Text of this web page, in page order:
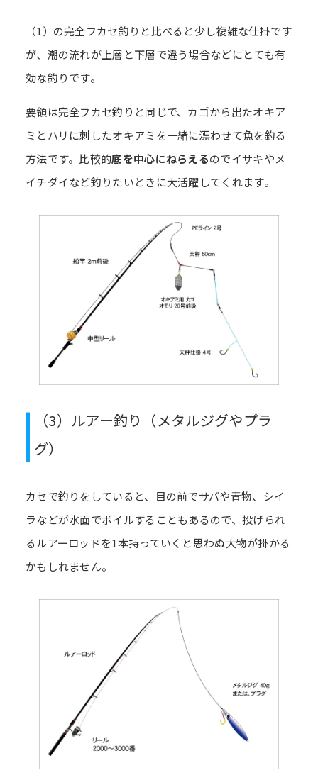
（1）の完全フカセ釣りと比べると少し複雑な仕掛です
が、潮の流れが上層と下層で違う場合などにとても有
効な釣りです。
要領は完全フカセ釣りと同じで、カゴから出たオキア
ミとハリに刺したオキアミを一緒に漂わせて魚を釣る
方法です。比較的底を中心にねらえるのでイサキやメ
イチダイなど釣りたいときに大活躍してくれます。
（3）ルアー釣り（メタルジグやプラ
グ）
カセで釣りをしていると、目の前でサバや青物、シイ
ラなどが水面でボイルすることもあるので、投げられ
るルアーロッドを1本持っていくと思わぬ大物が掛かる
かもしれません。